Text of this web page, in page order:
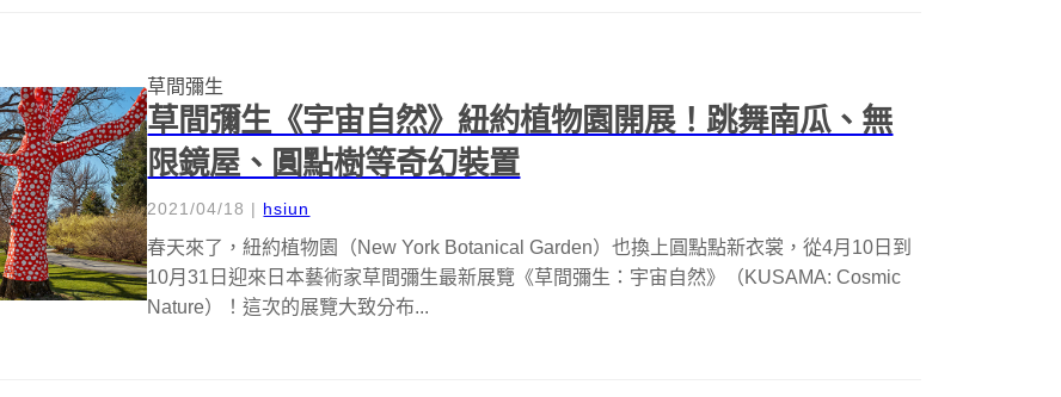
草間彌生
草間彌生《宇宙自然》紐約植物園開展！跳舞南瓜、無
限鏡屋、圓點樹等奇幻裝置
2021/04/18 | hsiun
春天來了，紐約植物園（New York Botanical Garden）也換上圓點點新衣裳，從4月10日到
10月31日迎來日本藝術家草間彌生最新展覽《草間彌生：宇宙自然》（KUSAMA: Cosmic
Nature）！這次的展覽大致分布...